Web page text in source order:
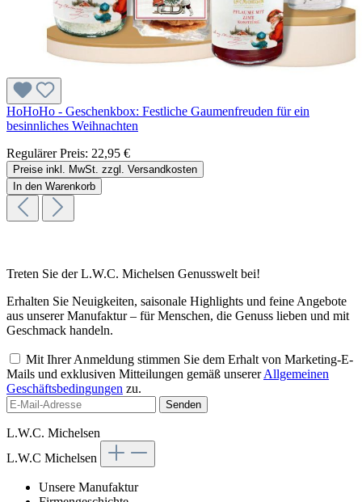
HoHoHo - Geschenkbox: Festliche Gaumenfreuden für ein
besinnliches Weihnachten
Regulärer Preis: 22,95 €
Preise inkl. MwSt. zzgl. Versandkosten
In den Warenkorb
Treten Sie der L.W.C. Michelsen Genusswelt bei!
Erhalten Sie Neuigkeiten, saisonale Highlights und feine Angebote
aus unserer Manufaktur – für Menschen, die Genuss lieben und mit
Geschmack handeln.
Mit Ihrer Anmeldung stimmen Sie dem Erhalt von Marketing-E-
Mails und exklusiven Mitteilungen gemäß unsererAllgemeinen
Geschäftsbedingungen zu.
Senden
L.W.C. Michelsen
L.W.C Michelsen
Unsere Manufaktur